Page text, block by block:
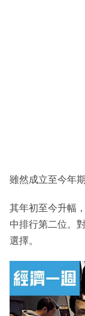
雖然成立至今年
其年初至今升幅
中排行第二位。
選擇。